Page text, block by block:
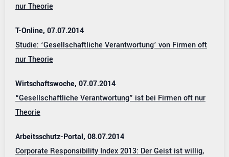
nur Theorie
T-Online, 07.07.2014
Studie: ‘Gesellschaftliche Verantwortung’ von Firmen oft
nur Theorie
Wirtschaftswoche, 07.07.2014
“Gesellschaftliche Verantwortung” ist bei Firmen oft nur
Theorie
Arbeitsschutz-Portal, 08.07.2014
Corporate Responsibility Index 2013: Der Geist ist willig,